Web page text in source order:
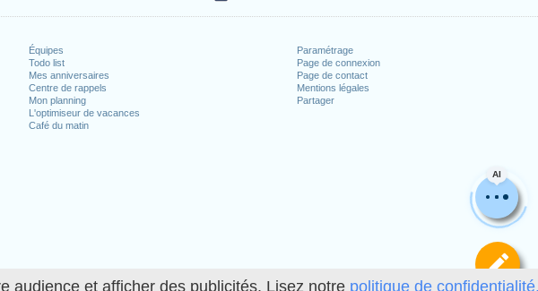
audience et afficher des publicités. Lisez notre politique de
Équipes
Todo list
Mes anniversaires
Centre de rappels
Mon planning
L'optimiseur de vacances
Café du matin
Paramétrage
Page de connexion
Page de contact
Mentions légales
Partager
AI